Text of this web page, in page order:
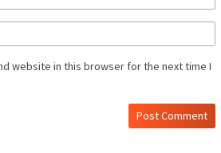
website in this browser for the next time I